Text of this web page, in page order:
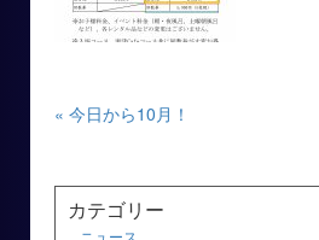
« 今日から10月！
カテゴリー
ニュース